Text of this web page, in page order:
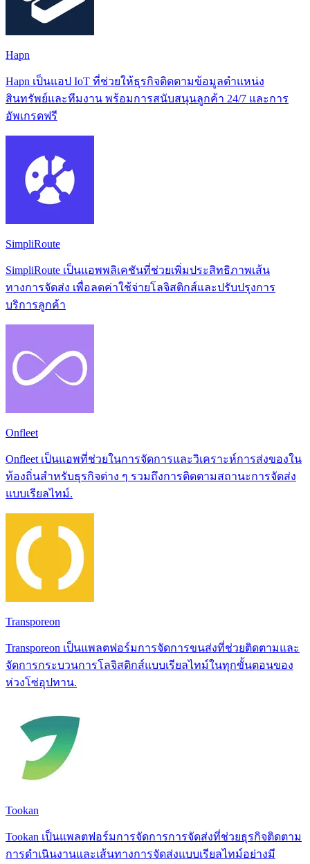
Hapn
Hapn เป็นแอป IoT ที่ช่วยให้ธุรกิจติดตามข้อมูลตำแหน่ง
สินทรัพย์และทีมงาน พร้อมการสนับสนุนลูกค้า 24/7 และการ
อัพเกรดฟรี
SimpliRoute
SimpliRoute เป็นแอพพลิเคชันที่ช่วยเพิ่มประสิทธิภาพเส้น
ทางการจัดส่ง เพื่อลดค่าใช้จ่ายโลจิสติกส์และปรับปรุงการ
บริการลูกค้า
Onfleet
Onfleet เป็นแอพที่ช่วยในการจัดการและวิเคราะห์การส่งของใน
ท้องถิ่นสำหรับธุรกิจต่าง ๆ รวมถึงการติดตามสถานะการจัดส่ง
แบบเรียลไทม์.
Transporeon
Transporeon เป็นแพลตฟอร์มการจัดการขนส่งที่ช่วยติดตามและ
จัดการกระบวนการโลจิสติกส์แบบเรียลไทม์ในทุกขั้นตอนของ
ห่วงโซ่อุปทาน.
Tookan
Tookan เป็นแพลตฟอร์มการจัดการการจัดส่งที่ช่วยธุรกิจติดตาม
การดำเนินงานและเส้นทางการจัดส่งแบบเรียลไทม์อย่างมี